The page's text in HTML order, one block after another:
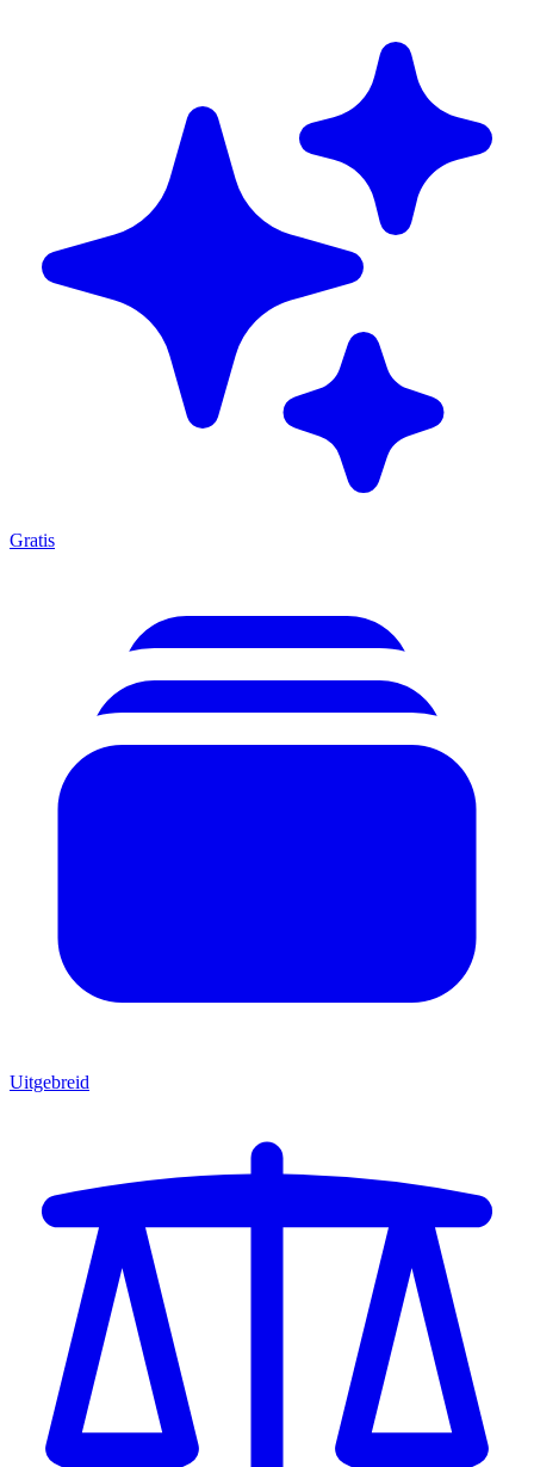
Gratis
Uitgebreid